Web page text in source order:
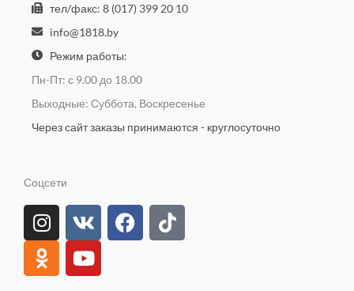
тел/факс: 8 (017) 399 20 10
info@1818.by
Режим работы:
Пн-Пт: с 9.00 до 18.00
Выходные: Суббота, Воскресенье
Через сайт заказы принимаются - круглосуточно
Соцсети
I
n
s
t
V
k
F
a
T
i
O
d
n
o
Y
o
u
t